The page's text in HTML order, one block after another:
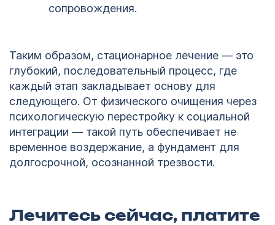
сопровождения.
Таким образом, стационарное лечение — это
глубокий, последовательный процесс, где
каждый этап закладывает основу для
следующего. От физического очищения через
психологическую перестройку к социальной
интеграции — такой путь обеспечивает не
временное воздержание, а фундамент для
долгосрочной, осознанной трезвости.
Лечитесь сейчас, платите